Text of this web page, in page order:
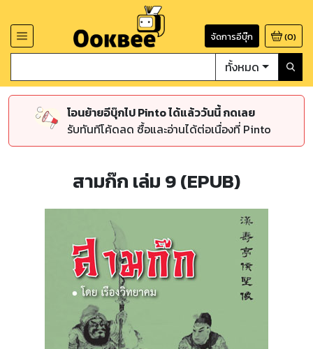
จัดการอีบุ๊ก (0)
ทั้งหมด
โอนย้ายอีบุ๊กไป Pinto ได้แล้ววันนี้ กดเลย
รับทันทีโค้ดลด ซื้อและอ่านได้ต่อเนื่องที่ Pinto
สามก๊ก เล่ม 9 (EPUB)